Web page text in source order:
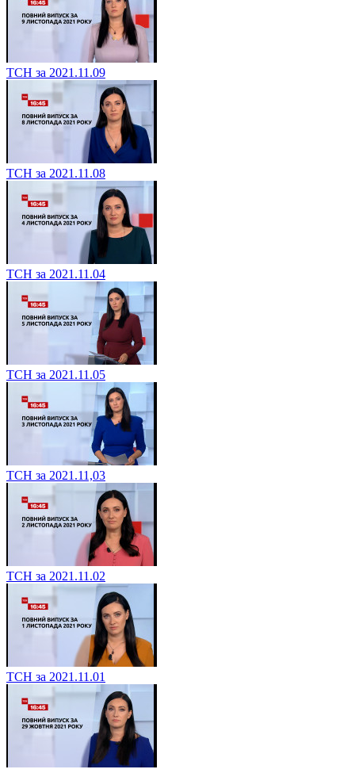
ТСН за 2021.11.09
ТСН за 2021.11.08
ТСН за 2021.11.04
ТСН за 2021.11.05
ТСН за 2021.11,03
ТСН за 2021.11.02
ТСН за 2021.11.01